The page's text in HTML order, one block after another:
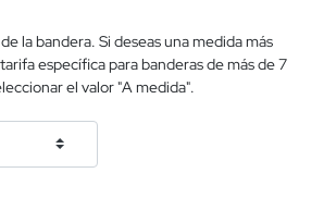
de la bandera. Si deseas una medida más
específica para banderas de más de 7
el valor "A medida".